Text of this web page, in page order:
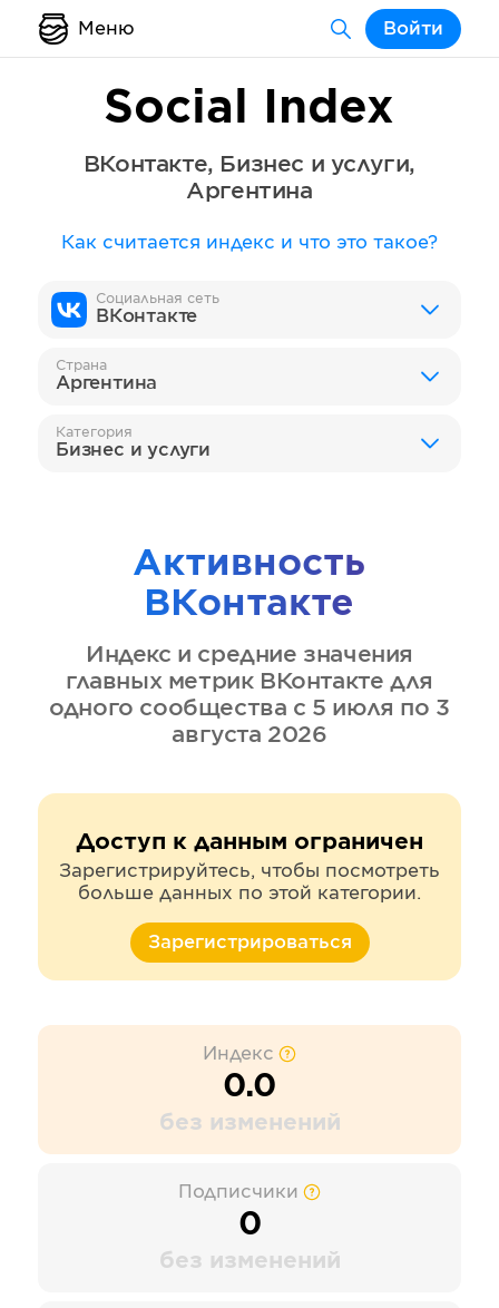
Меню Войти
Social Index
ВКонтакте, Бизнес и услуги,
Аргентина
Как считается индекс и что это такое?
Социальная сеть
ВКонтакте
Страна
Аргентина
Категория
Бизнес и услуги
Активность
ВКонтакте
Индекс и средние значения
главных метрик ВКонтакте для
одного сообщества с 5 июля по 3
августа 2026
Доступ к данным ограничен
Зарегистрируйтесь, чтобы посмотреть
больше данных по этой категории.
Зарегистрироваться
Индекс
0.0
без изменений
Подписчики
0
без изменений